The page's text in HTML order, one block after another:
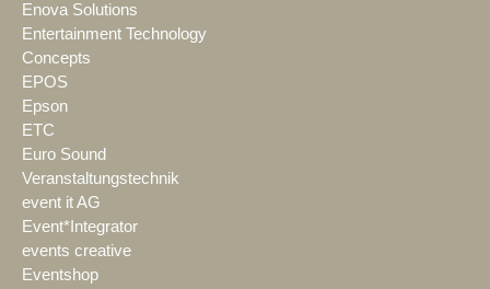
Enova Solutions
Entertainment Technology
Concepts
EPOS
Epson
ETC
Euro Sound
Veranstaltungstechnik
event it AG
Event*Integrator
events creative
Eventshop